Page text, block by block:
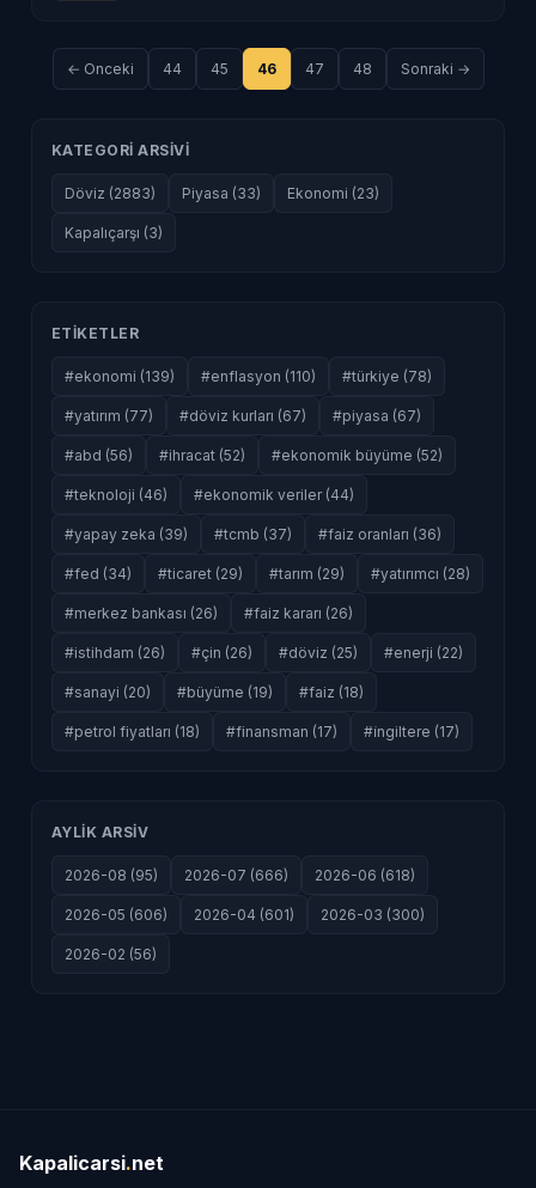
← Onceki 44 45 46 47 48 Sonraki →
KATEGORI ARSIVI
Döviz (2883) Piyasa (33) Ekonomi (23)
Kapalıçarşı (3)
ETIKETLER
#ekonomi (139) #enflasyon (110) #türkiye (78)
#yatırım (77) #döviz kurları (67) #piyasa (67)
#abd (56) #ihracat (52) #ekonomik büyüme (52)
#teknoloji (46) #ekonomik veriler (44)
#yapay zeka (39) #tcmb (37) #faiz oranları (36)
#fed (34) #ticaret (29) #tarım (29) #yatırımcı (28)
#merkez bankası (26) #faiz kararı (26)
#istihdam (26) #çin (26) #döviz (25) #enerji (22)
#sanayi (20) #büyüme (19) #faiz (18)
#petrol fiyatları (18) #finansman (17) #i̇ngiltere (17)
AYLIK ARSIV
2026-08 (95) 2026-07 (666) 2026-06 (618)
2026-05 (606) 2026-04 (601) 2026-03 (300)
2026-02 (56)
Kapalicarsi.net